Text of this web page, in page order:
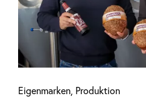
Eigenmarken, Produktion